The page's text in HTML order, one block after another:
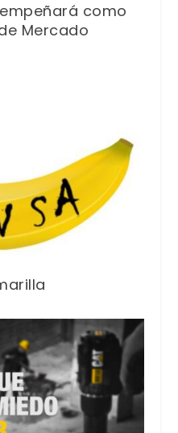
como
Mercado